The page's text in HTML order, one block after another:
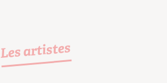
Les artistes